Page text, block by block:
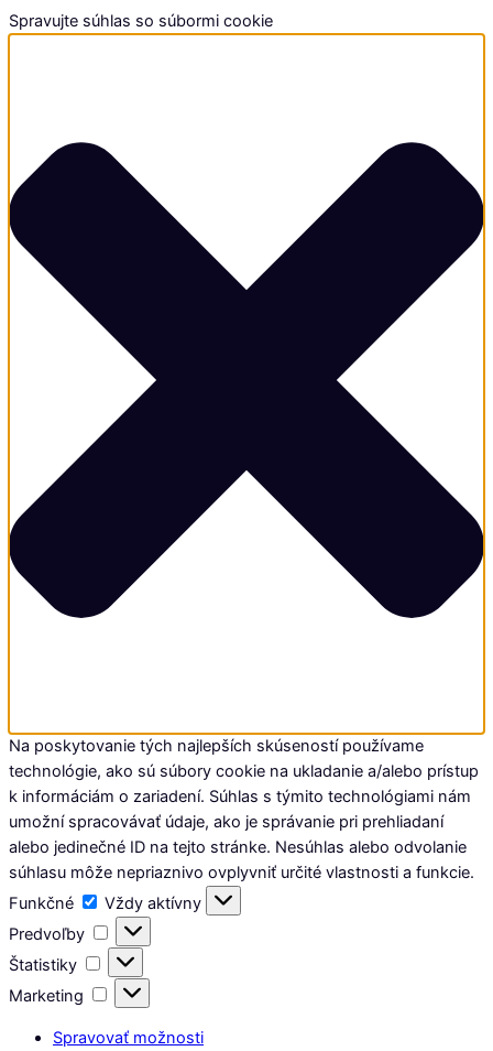
Spravujte súhlas so súbormi cookie
Na poskytovanie tých najlepších skúseností používame
technológie, ako sú súbory cookie na ukladanie a/alebo prístup
k informáciám o zariadení. Súhlas s týmito technológiami nám
umožní spracovávať údaje, ako je správanie pri prehliadaní
alebo jedinečné ID na tejto stránke. Nesúhlas alebo odvolanie
súhlasu môže nepriaznivo ovplyvniť určité vlastnosti a funkcie.
Funkčné
Funkčné
Vždy aktívny
Predvoľby
Predvoľby
Štatistiky
Štatistiky
Marketing
Marketing
Spravovať možnosti